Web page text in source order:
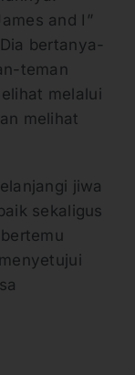
and I”
bertanya-
teman
melalui
melihat
jiwa
sekaligus